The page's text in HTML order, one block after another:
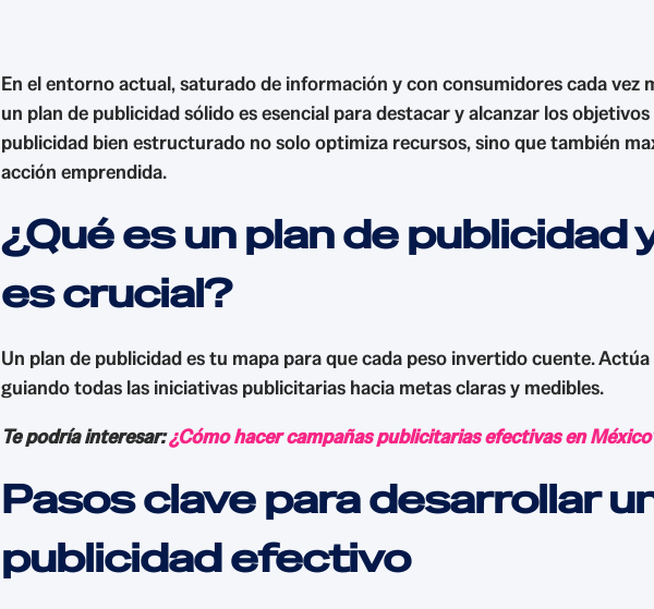
En el entorno actual, saturado de información y con consumidores cada vez
un plan de publicidad sólido es esencial para destacar y alcanzar los
publicidad bien estructurado no solo optimiza recursos, sino que también
acción emprendida.
¿Qué es un plan de publicidad
es crucial?
Un plan de publicidad es tu mapa para que cada peso invertido cuente.
guiando todas las iniciativas publicitarias hacia metas claras y medibles.
Te podría interesar:¿Cómo hacer campañas publicitarias efectivas en
Pasos clave para desarrollar
publicidad efectivo